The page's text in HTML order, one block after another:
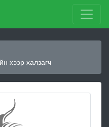
хээр халзагч